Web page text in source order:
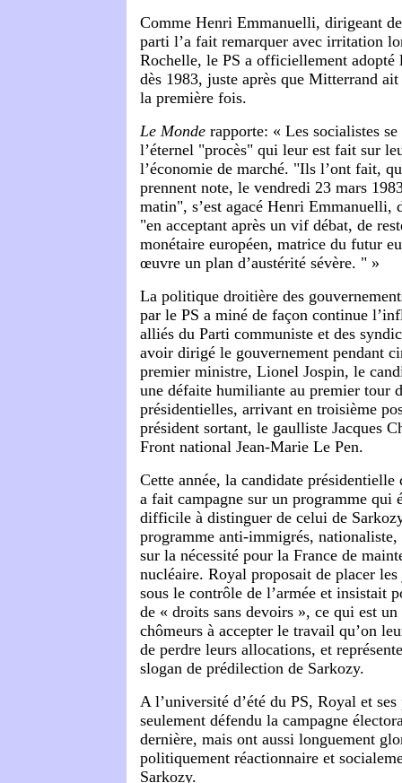
Comme Henri Emmanuelli, dirigeant
parti l’a fait remarquer avec irritation
Rochelle, le PS a officiellement adopté
dès 1983, juste après que Mitterrand
la première fois.
Le Monde rapporte: « Les socialistes se
l’éternel "procès" qui leur est fait sur
l’économie de marché. "Ils l’ont fait,
prennent note, le vendredi 23 mars
matin", s’est agacé Henri Emmanuelli,
"en acceptant après un vif débat, de
monétaire européen, matrice du futur
œuvre un plan d’austérité sévère. " »
La politique droitière des
par le PS a miné de façon continue
alliés du Parti communiste et des
avoir dirigé le gouvernement pendant
premier ministre, Lionel Jospin, le
une défaite humiliante au premier tour
présidentielles, arrivant en troisième
président sortant, le gaulliste Jacques
Front national Jean-Marie Le Pen.
Cette année, la candidate présidentielle
a fait campagne sur un programme qui
difficile à distinguer de celui de
programme anti-immigrés,
sur la nécessité pour la France de
nucléaire. Royal proposait de placer
sous le contrôle de l’armée et insistait
de « droits sans devoirs », ce qui est
chômeurs à accepter le travail qu’on
de perdre leurs allocations, et
slogan de prédilection de Sarkozy.
A l’université d’été du PS, Royal et
seulement défendu la campagne
dernière, mais ont aussi longuement
politiquement réactionnaire et
Sarkozy.